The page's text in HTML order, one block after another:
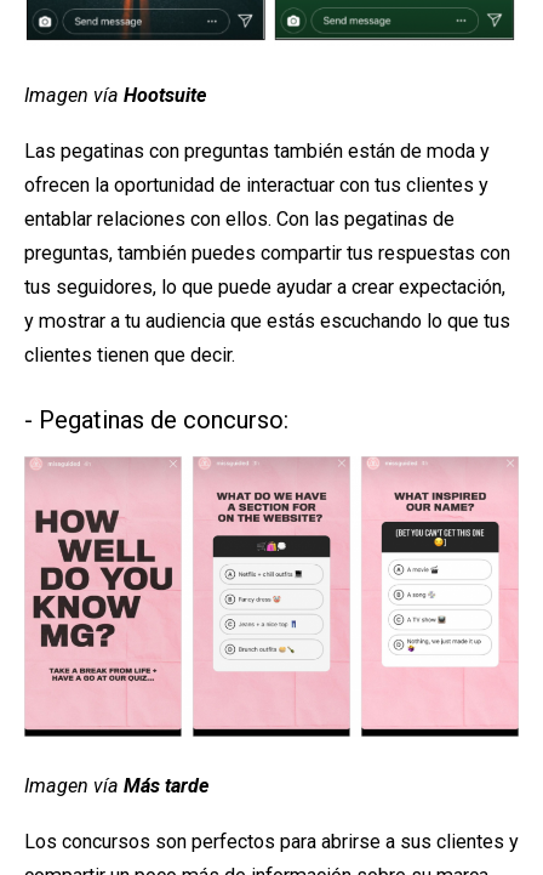
Imagen vía Hootsuite
Las pegatinas con preguntas también están de moda y
ofrecen la oportunidad de interactuar con tus clientes y
entablar relaciones con ellos. Con las pegatinas de
preguntas, también puedes compartir tus respuestas con
tus seguidores, lo que puede ayudar a crear expectación,
y mostrar a tu audiencia que estás escuchando lo que tus
clientes tienen que decir.
- Pegatinas de concurso:
Imagen vía Más tarde
Los concursos son perfectos para abrirse a sus clientes y